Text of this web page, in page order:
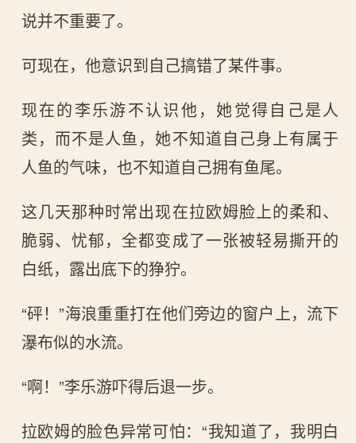
说并不重要了。
可现在，他意识到自己搞错了某件事。
现在的李乐游不认识他，她觉得自己是人
类，而不是人鱼，她不知道自己身上有属于
人鱼的气味，也不知道自己拥有鱼尾。
这几天那种时常出现在拉欧姆脸上的柔和、
脆弱、忧郁，全都变成了一张被轻易撕开的
白纸，露出底下的狰狞。
“砰！”海浪重重打在他们旁边的窗户上，流下
瀑布似的水流。
“啊！”李乐游吓得后退一步。
拉欧姆的脸色异常可怕：“我知道了，我明白